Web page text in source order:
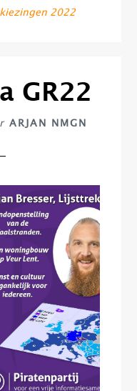
2022
GR22
ARJAN NMGN